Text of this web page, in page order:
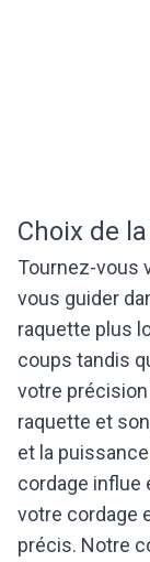
Choix de
Tournez-vous
vous guider
raquette plus
coups tandis
votre précision
raquette et
et la
cordage influe
votre cordage
précis. Notre